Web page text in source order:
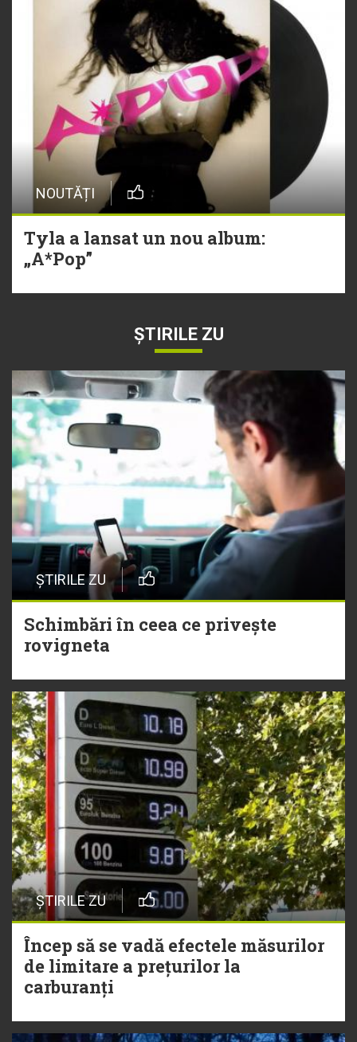
NOUTĂȚI
Tyla a lansat un nou album:
„A*Pop”
ȘTIRILE ZU
ȘTIRILE ZU
Schimbări în ceea ce privește
rovigneta
ȘTIRILE ZU
Încep să se vadă efectele măsurilor
de limitare a prețurilor la
carburanți